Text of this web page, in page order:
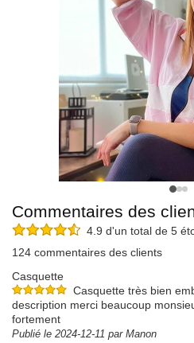
Commentaires des
4.9 d'un total de 5
124 commentaires des clients
Casquette
Casquette très bien
description merci beaucoup
fortement
Publié le 2024-12-11 par Manon